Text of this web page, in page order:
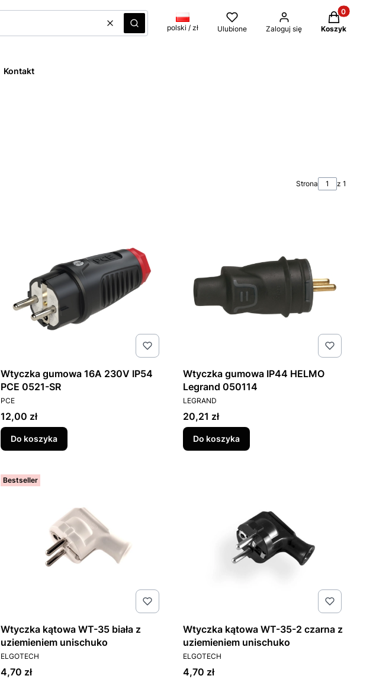
WyczyśćSzukaj polski / zł Ulubione Zaloguj się
Produkty w
Koszyk
Kontakt
Strona z 1
Wtyczka gumowa 16A 230V IP54
PCE 0521-SR
PRODUCENT
PCE
Cena
12,00 zł
Do koszyka
Wtyczka gumowa IP44 HELMO
Legrand 050114
PRODUCENT
LEGRAND
Cena
20,21 zł
Do koszyka
Bestseller
Wtyczka kątowa WT-35 biała z
uziemieniem unischuko
PRODUCENT
ELGOTECH
Cena
4,70 zł
Wtyczka kątowa WT-35-2 czarna z
uziemieniem unischuko
PRODUCENT
ELGOTECH
Cena
4,70 zł